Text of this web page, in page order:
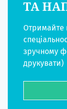
ТА
Отримайте
зручному
друкувати)